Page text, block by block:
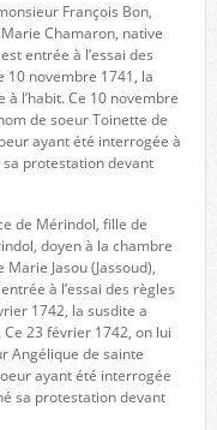
François Bon,
Chamaron, native
entrée à l’essai des
10 novembre 1741, la
l’habit. Ce 10 novembre
de soeur Toinette de
ayant été interrogée à
protestation devant
de Mérindol, fille de
doyen à la chambre
Jasou (Jassoud),
à l’essai des règles
1742, la susdite a
23 février 1742, on lui
Angélique de sainte
ayant été interrogée
sa protestation devant